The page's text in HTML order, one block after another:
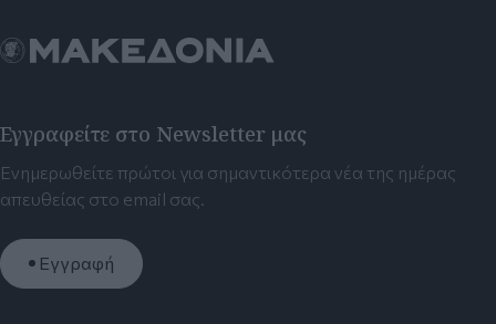
Εγγραφείτε στο Newsletter μας
Ενημερωθείτε πρώτοι για σημαντικότερα νέα της ημέρας
απευθείας στο email σας.
Εγγραφή